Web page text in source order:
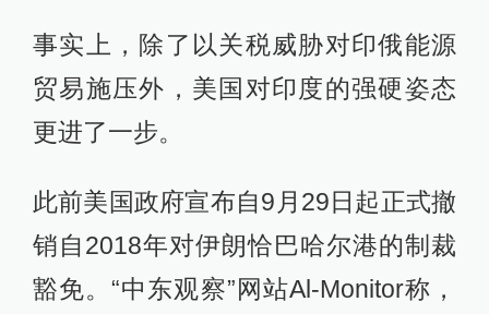
事实上，除了以关税威胁对印俄能源
贸易施压外，美国对印度的强硬姿态
更进了一步。
此前美国政府宣布自9月29日起正式撤
销自2018年对伊朗恰巴哈尔港的制裁
豁免。“中东观察”网站Al-Monitor称，